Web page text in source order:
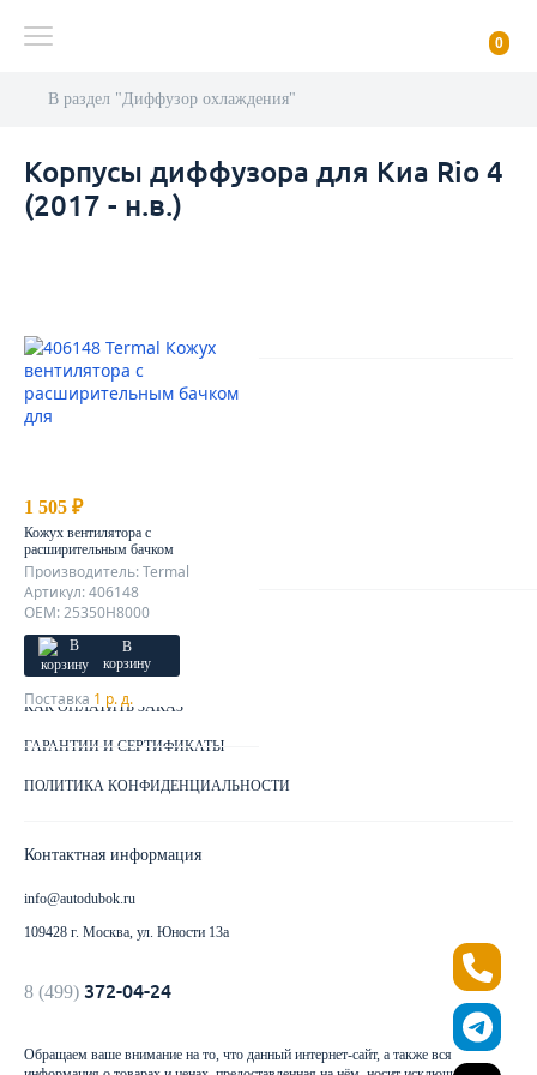
0
В раздел "Диффузор охлаждения"
Корпусы диффузора для Киа Rio 4
(2017 - н.в.)
1 505 ₽
Кожух вентилятора с
расширительным бачком
Производитель: Termal
Артикул: 406148
OEM: 25350H8000
В
корзину
Поставка 1 р. д.
AutoDubok
КОНТАКТЫ
КАРТА САЙТА
Клиентам
ДОСТАВКА ЗАКАЗА
КАК ОПЛАТИТЬ ЗАКАЗ
ГАРАНТИИ И СЕРТИФИКАТЫ
ПОЛИТИКА КОНФИДЕНЦИАЛЬНОСТИ
Контактная информация
info@autodubok.ru
109428 г. Москва, ул. Юности 13а
8 (499) 372-04-24
Обращаем ваше внимание на то, что данный интернет-сайт, а также вся